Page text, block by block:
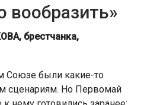
вообразить»
брестчанка,
Союзе были какие-то
сценариям. Но Первомай